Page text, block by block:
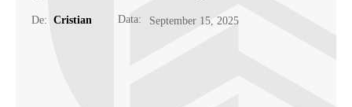
De: Cristian Data: September 15, 2025